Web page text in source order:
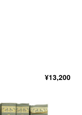
¥13,200